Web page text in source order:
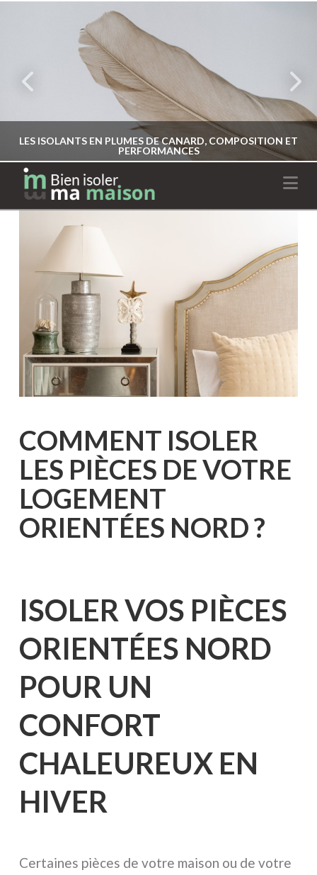
LES ISOLANTS EN PLUMES DE CANARD, COMPOSITION ET
PERFORMANCES
COMMENT ISOLER
LES PIÈCES DE VOTRE
LOGEMENT
ORIENTÉES NORD ?
ISOLER VOS PIÈCES
ORIENTÉES NORD
POUR UN
CONFORT
CHALEUREUX EN
HIVER
Certaines pièces de votre maison ou de votre